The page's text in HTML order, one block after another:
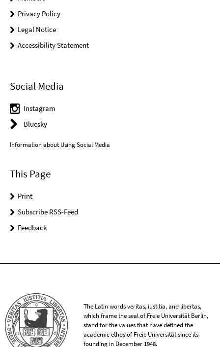
Privacy Policy
Legal Notice
Accessibility Statement
Social Media
Instagram
Bluesky
Information about Using Social Media
This Page
Print
Subscribe RSS-Feed
Feedback
The Latin words veritas, iustitia, and libertas,
which frame the seal of Freie Universität Berlin,
stand for the values that have defined the
academic ethos of Freie Universität since its
founding in December 1948.